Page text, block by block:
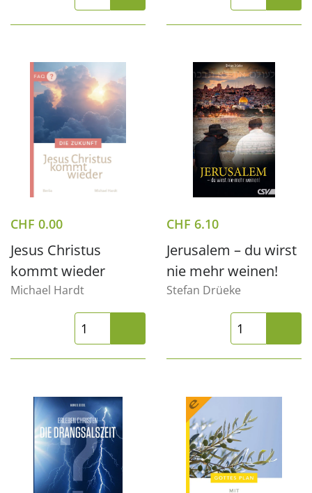
CHF 0.00
Jesus Christus
kommt wieder
Michael Hardt
CHF 6.10
Jerusalem – du wirst
nie mehr weinen!
Stefan Drüeke